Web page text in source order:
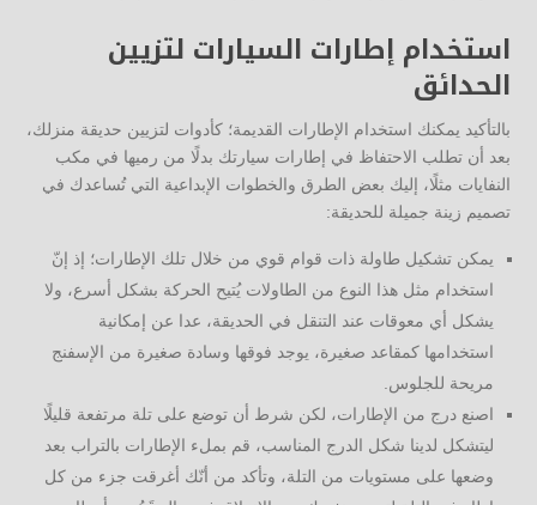
استخدام إطارات السيارات لتزيين
الحدائق
بالتأكيد يمكنك استخدام الإطارات القديمة؛ كأدوات لتزيين حديقة منزلك،
بعد أن تطلب الاحتفاظ في إطارات سيارتك بدلًا من رميها في مكب
النفايات مثلًا، إليك بعض الطرق والخطوات الإبداعية التي تُساعدك في
تصميم زينة جميلة للحديقة:
يمكن تشكيل طاولة ذات قوام قوي من خلال تلك الإطارات؛ إذ إنّ
استخدام مثل هذا النوع من الطاولات يُتيح الحركة بشكل أسرع، ولا
يشكل أي معوقات عند التنقل في الحديقة، عدا عن إمكانية
استخدامها كمقاعد صغيرة، يوجد فوقها وسادة صغيرة من الإسفنج
مريحة للجلوس.
اصنع درج من الإطارات، لكن شرط أن توضع على تلة مرتفعة قليلًا
ليتشكل لدينا شكل الدرج المناسب، قم بملء الإطارات بالتراب بعد
وضعها على مستويات من التلة، وتأكد من أنّك أغرقت جزء من كل